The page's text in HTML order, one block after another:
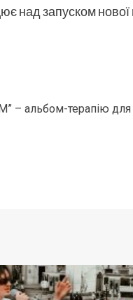
над запуском нової
– альбом-терапію для